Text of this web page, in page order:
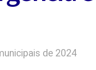
de 2024